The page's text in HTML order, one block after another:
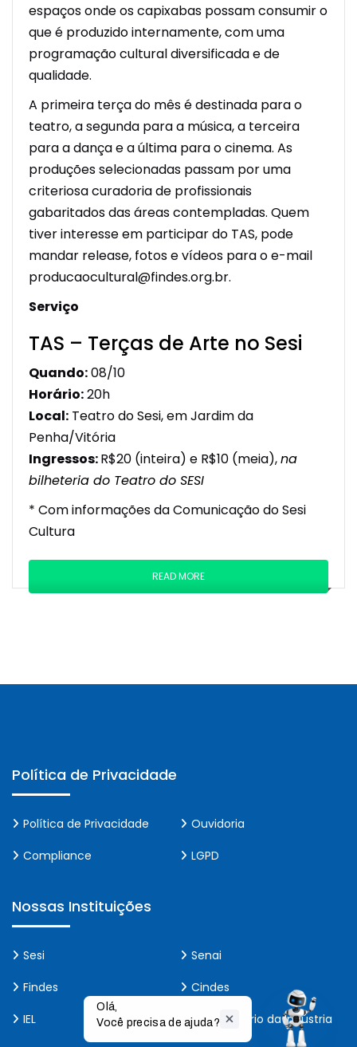
espaços onde os capixabas possam consumir o
que é produzido internamente, com uma
programação cultural diversificada e de
qualidade.
A primeira terça do mês é destinada para o
teatro, a segunda para a música, a terceira
para a dança e a última para o cinema. As
produções selecionadas passam por uma
criteriosa curadoria de profissionais
gabaritados das áreas contempladas. Quem
tiver interesse em participar do TAS, pode
mandar release, fotos e vídeos para o e-mail
producaocultural@findes.org.br.
Serviço
TAS – Terças de Arte no Sesi
Quando:08/10
Horário:20h
Local: Teatro do Sesi, em Jardim da
Penha/Vitória
Ingressos:R$20 (inteira) e R$10 (meia),na
bilheteria do Teatro do SESI
* Com informações da Comunicação do Sesi
Cultura
READ MORE
Política de Privacidade
Política de Privacidade
Ouvidoria
Compliance
LGPD
Nossas Instituições
Sesi
Senai
Findes
Cindes
IEL
Observatório da Indústria
Olá,
Você precisa de ajuda?